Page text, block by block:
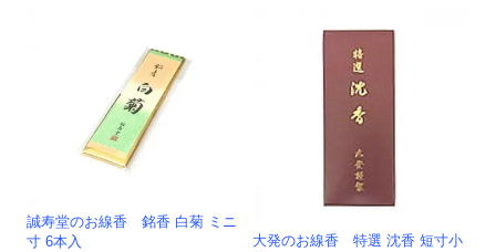
誠寿堂のお線香 銘香 白菊 ミニ
寸 6本入
大発のお線香 特選 沈香 短寸小